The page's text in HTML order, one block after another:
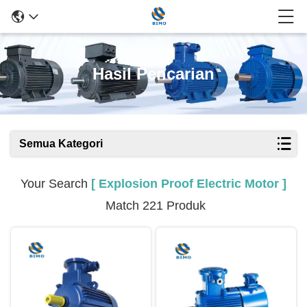
Hasil Pencarian
Semua Kategori
Your Search [ Explosion Proof Electric Motor ]
Match 221 Produk